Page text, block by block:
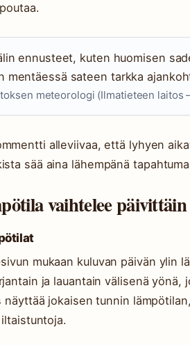
ennusteet, kuten huomisen
mentäessä sateen tarkka
meteorologi (Ilmatieteen laitos
alleviivaa, että lyhyen
sää aina lähempänä
vaihtelee
mukaan kuluvan päivän ylin
ja lauantain välisenä yönä,
näyttää jokaisen tunnin